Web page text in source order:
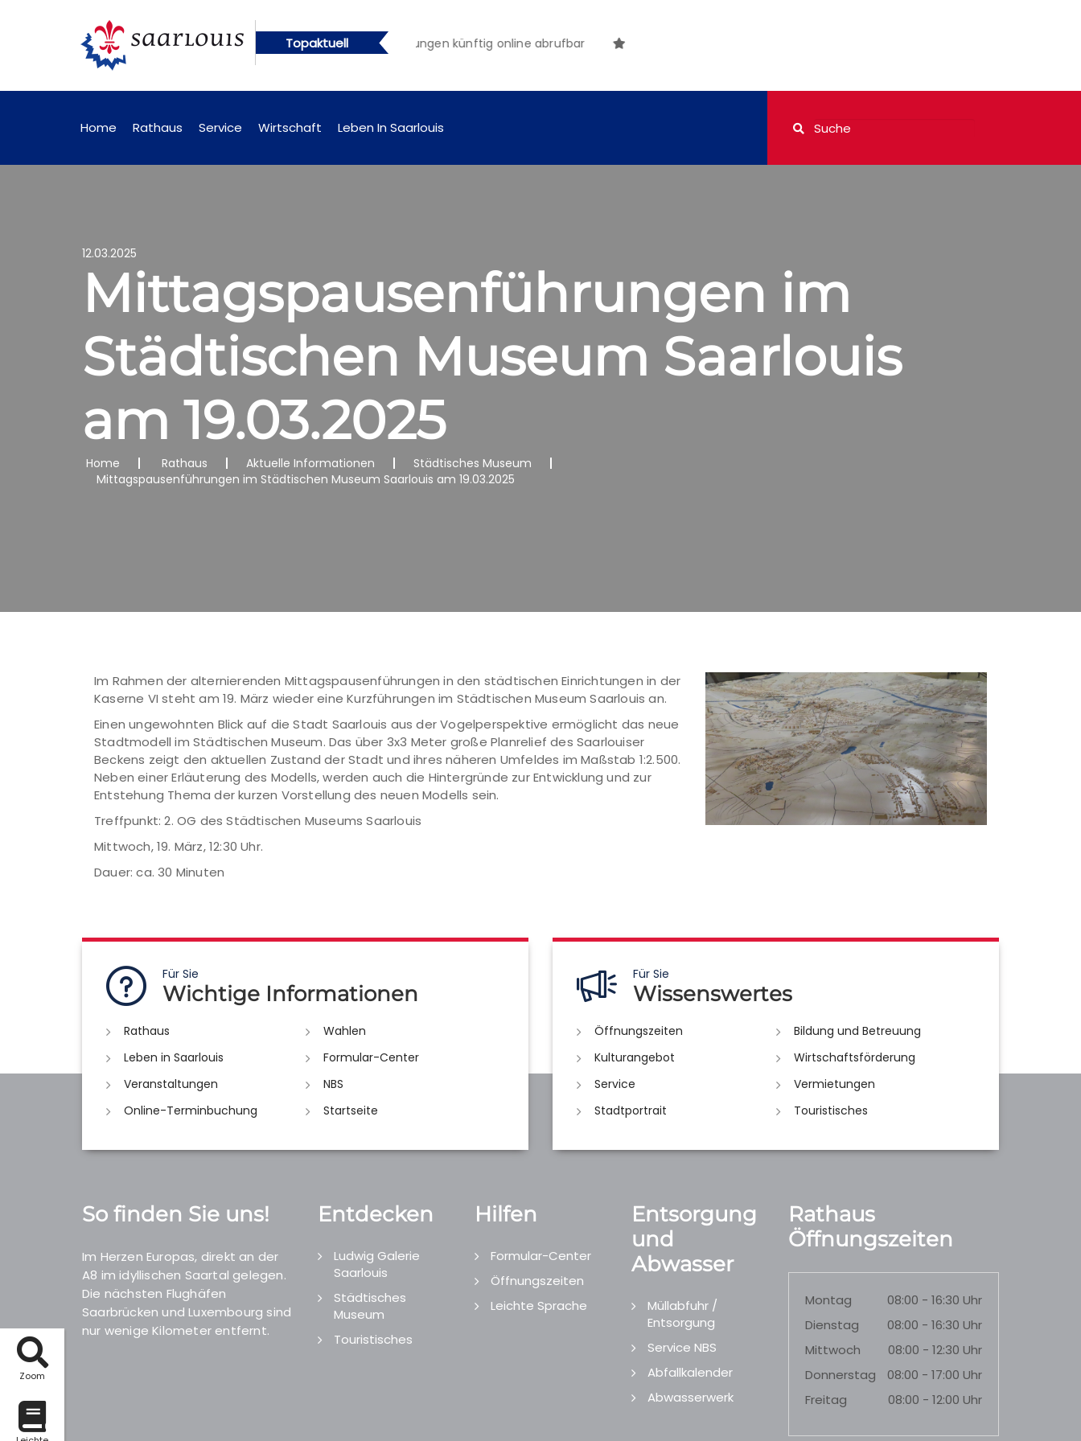
Zoom
Topaktuell
künftig online abrufbar Öffentliche Bekanntmachungen künftig online abrufbar
Home Rathaus Service Wirtschaft Leben In Saarlouis
12.03.2025
Mittagspausenführungen im
Städtischen Museum Saarlouis
am 19.03.2025
Home Rathaus Aktuelle Informationen
Städtisches Museum
Mittagspausenführungen im Städtischen Museum Saarlouis am 19.03.2025
Im Rahmen der alternierenden Mittagspausenführungen in den städtischen Einrichtungen in der
Kaserne VI steht am 19. März wieder eine Kurzführungen im Städtischen Museum Saarlouis an.
Einen ungewohnten Blick auf die Stadt Saarlouis aus der Vogelperspektive ermöglicht das neue
Stadtmodell im Städtischen Museum. Das über 3x3 Meter große Planrelief des Saarlouiser
Beckens zeigt den aktuellen Zustand der Stadt und ihres näheren Umfeldes im Maßstab 1:2.500.
Neben einer Erläuterung des Modells, werden auch die Hintergründe zur Entwicklung und zur
Entstehung Thema der kurzen Vorstellung des neuen Modells sein.
Treffpunkt: 2. OG des Städtischen Museums Saarlouis
Mittwoch, 19. März, 12:30 Uhr.
Dauer: ca. 30 Minuten
Für Sie
Wichtige Informationen
Rathaus
Wahlen
Leben in Saarlouis
Formular-Center
Veranstaltungen
NBS
Online-Terminbuchung
Startseite
Für Sie
Wissenswertes
Öffnungszeiten
Bildung und Betreuung
Kulturangebot
Wirtschaftsförderung
Service
Vermietungen
Stadtportrait
Touristisches
So finden Sie uns!
Im Herzen Europas, direkt an der
A8 im idyllischen Saartal gelegen.
Die nächsten Flughäfen
Saarbrücken und Luxembourg sind
nur wenige Kilometer entfernt.
Entdecken
Ludwig Galerie
Saarlouis
Städtisches
Museum
Touristisches
Hilfen
Formular-Center
Öffnungszeiten
Leichte Sprache
Entsorgung
und
Abwasser
Müllabfuhr /
Entsorgung
Service NBS
Abfallkalender
Abwasserwerk
Rathaus
Öffnungszeiten
Montag
08:00 - 16:30 Uhr
Dienstag
08:00 - 16:30 Uhr
Mittwoch
08:00 - 12:30 Uhr
Donnerstag
08:00 - 17:00 Uhr
Freitag
08:00 - 12:00 Uhr